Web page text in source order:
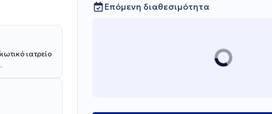
ιατρείο
αποτελεί
Hospital" στη
Επόμενη διαθεσιμότητα